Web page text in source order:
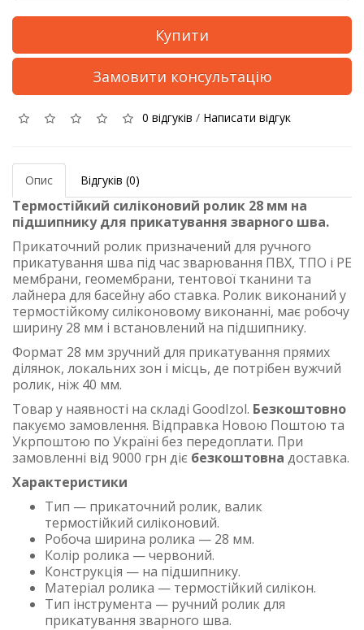
Купити
Замовити консультацію
0 відгуків / Написати відгук
Опис Відгуків (0)
Термостійкий силіконовий ролик 28 мм на
підшипнику для прикатування зварного шва.
Прикаточний ролик призначений для ручного
прикатування шва під час зварювання ПВХ, ТПО і PE
мембрани, геомембрани, тентової тканини та
лайнера для басейну або ставка. Ролик виконаний у
термостійкому силіконовому виконанні, має робочу
ширину 28 мм і встановлений на підшипнику.
Формат 28 мм зручний для прикатування прямих
ділянок, локальних зон і місць, де потрібен вужчий
ролик, ніж 40 мм.
Товар у наявності на складі GoodIzol. Безкоштовно
пакуємо замовлення. Відправка Новою Поштою та
Укрпоштою по Україні без передоплати. При
замовленні від 9000 грн діє безкоштовна доставка.
Характеристики
Тип — прикаточний ролик, валик
термостійкий силіконовий.
Робоча ширина ролика — 28 мм.
Колір ролика — червоний.
Конструкція — на підшипнику.
Матеріал ролика — термостійкий силікон.
Тип інструмента — ручний ролик для
прикатування зварного шва.